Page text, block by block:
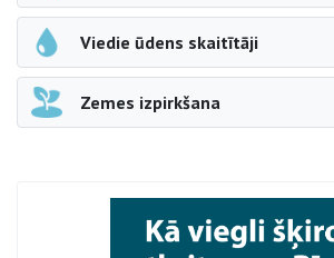
Viedie ūdens skaitītāji
Zemes izpirkšana